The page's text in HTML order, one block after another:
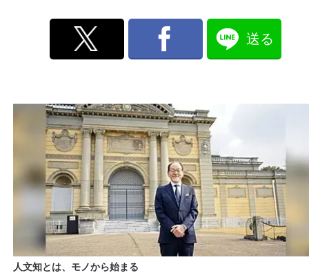
送る
人文知とは、モノから始まる